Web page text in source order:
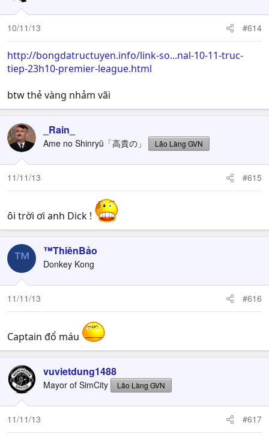
10/11/13 #614
http://bongdatructuyen.info/link-so...nal-10-11-truc-
tiep-23h10-premier-league.html
btw thẻ vàng nhảm vãi
_Rain_
Ame no Shinryū「高貴の」 Lão Làng GVN
11/11/13 #615
ôi trời ơi anh Dick !
™ ™ThiênBảo
Donkey Kong
11/11/13 #616
Captain đổ máu
vuvietdung1488
Mayor of SimCity Lão Làng GVN
11/11/13 #617